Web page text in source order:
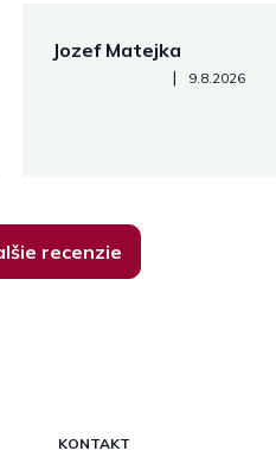
Jozef Matejka
Hodnotenie obchodu je 5 z
| 9.8.2026
recenzie
KONTAKT